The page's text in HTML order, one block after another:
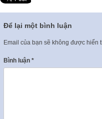
Để lại một bình luận
Email của bạn sẽ không được hiển
Bình luận *